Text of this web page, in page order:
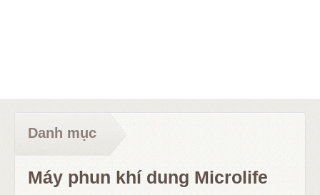
Danh mục
Máy phun khí dung Microlife